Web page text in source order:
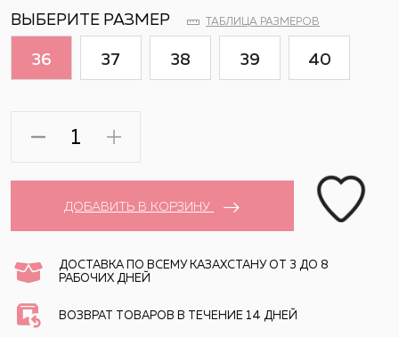
ВЫБЕРИТЕ РАЗМЕР ТАБЛИЦА РАЗМЕРОВ
36 37 38 39 40
ДОБАВИТЬ В КОРЗИНУ
ДОСТАВКА ПО ВСЕМУ КАЗАХСТАНУ ОТ 3 ДО 8
РАБОЧИХ ДНЕЙ
ВОЗВРАТ ТОВАРОВ В ТЕЧЕНИЕ 14 ДНЕЙ